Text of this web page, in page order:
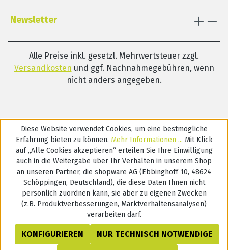
Newsletter
Alle Preise inkl. gesetzl. Mehrwertsteuer zzgl.
Versandkosten und ggf. Nachnahmegebühren, wenn
nicht anders angegeben.
Diese Website verwendet Cookies, um eine bestmögliche
Erfahrung bieten zu können. Mehr Informationen ... Mit Klick
auf „Alle Cookies akzeptieren“ erteilen Sie Ihre Einwilligung
auch in die Weitergabe über Ihr Verhalten in unserem Shop
an unseren Partner, die shopware AG (Ebbinghoff 10, 48624
Schöppingen, Deutschland), die diese Daten Ihnen nicht
persönlich zuordnen kann, sie aber zu eigenen Zwecken
(z.B. Produktverbesserungen, Marktverhaltensanalysen)
verarbeiten darf.
NUR TECHNISCH NOTWENDIGE
KONFIGURIEREN